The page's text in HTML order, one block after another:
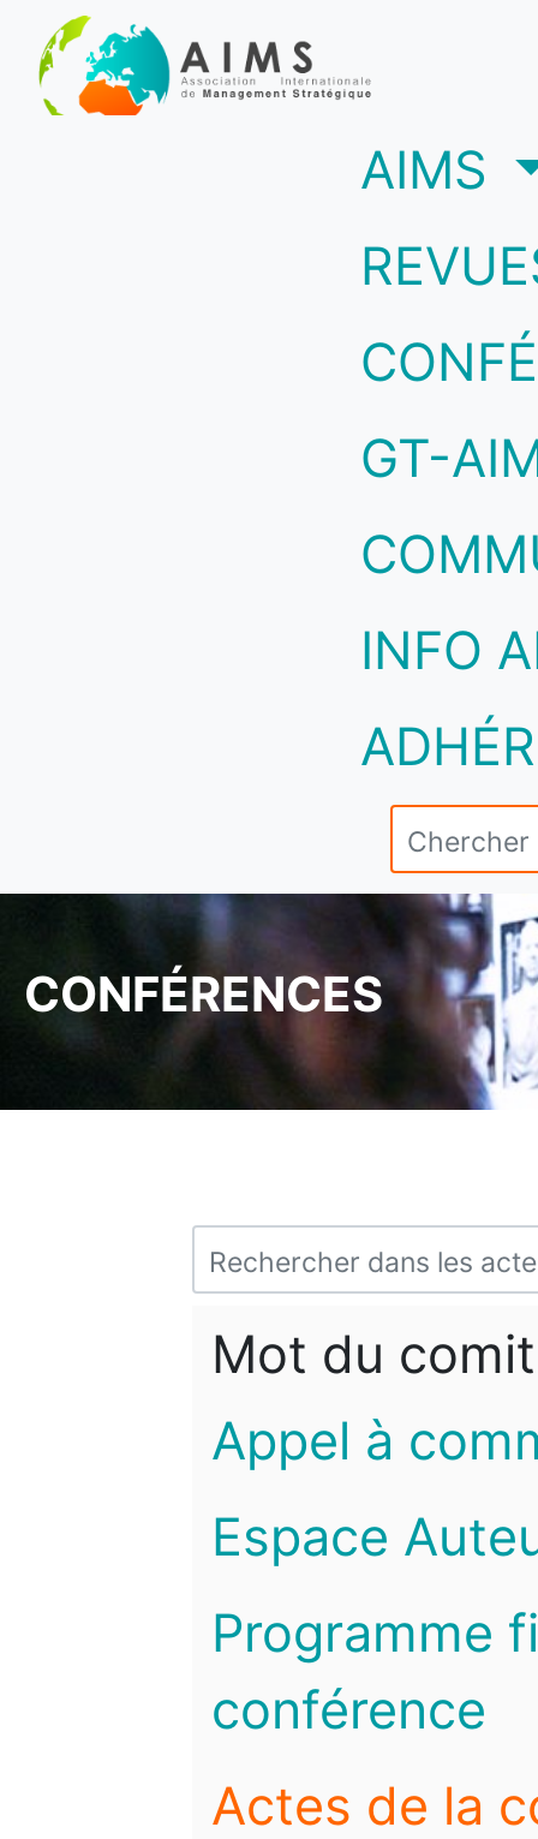
AIMS
GT-
INFO
CONFÉRENCES
Mot du
Appel à
Espace
Programme
conférence
Actes de la